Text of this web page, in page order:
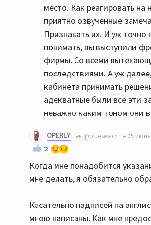
место. Как реагировать на
приятно озвученные
Признавать их. И уж
понимать, вы выступили
фирмы. Со всеми
последствиями. А уж
кабинета принимать
адекватные были все эти
неважно каким тоном они
OPERLY @bluesevich 05
2
Когда мне понадобится
мне делать, я обязательно
Касательно надписей на
мною написаны. Как мне